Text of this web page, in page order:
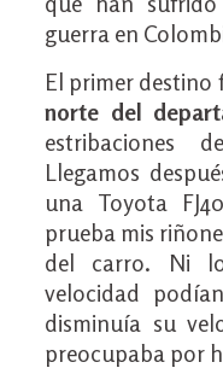
guerra en
El primer destino
norte del
estribaciones
Llegamos
una Toyota
prueba mis
del carro. Ni
velocidad
disminuía su
preocupaba por